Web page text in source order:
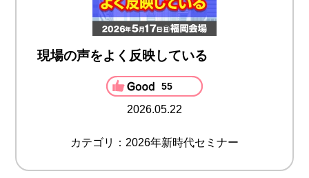
現場の声をよく反映している
55
2026.05.22
カテゴリ：2026年新時代セミナー